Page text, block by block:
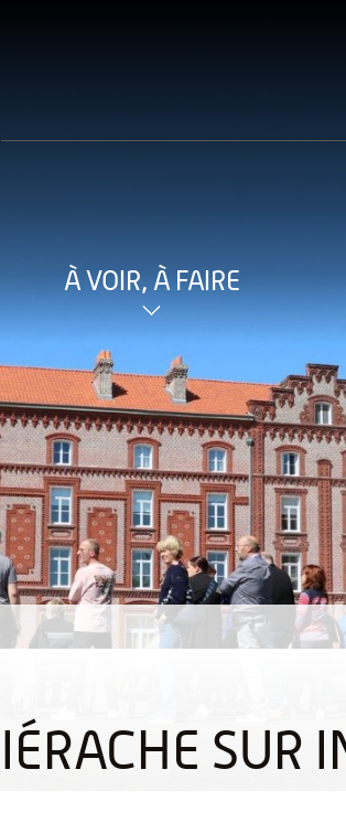
À VOIR, À FAIRE
SUR